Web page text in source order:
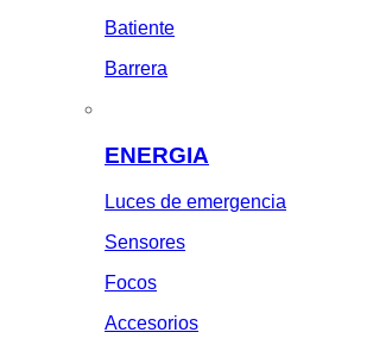
Batiente
Barrera
ENERGIA
Luces de emergencia
Sensores
Focos
Accesorios